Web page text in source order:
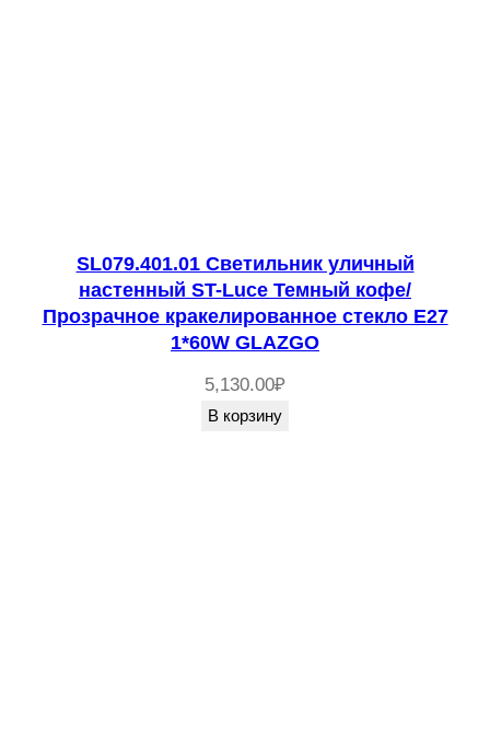
SL079.401.01 Светильник уличный
настенный ST-Luce Темный кофе/
Прозрачное кракелированное стекло E27
1*60W GLAZGO
5,130.00₽
В корзину